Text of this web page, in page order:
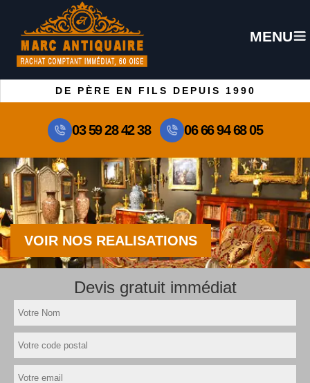
MENU
DE PÈRE EN FILS DEPUIS 1990
03 59 28 42 38 06 66 94 68 05
VOIR NOS REALISATIONS
Devis gratuit immédiat